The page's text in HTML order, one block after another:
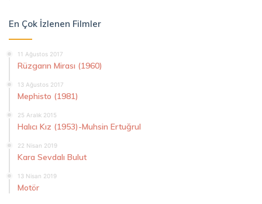
En Çok İzlenen Filmler
11 Ağustos 2017
Rüzgarın Mirası (1960)
13 Ağustos 2017
Mephisto (1981)
25 Aralık 2015
Halıcı Kız (1953)-Muhsin Ertuğrul
22 Nisan 2019
Kara Sevdalı Bulut
13 Nisan 2019
Motör